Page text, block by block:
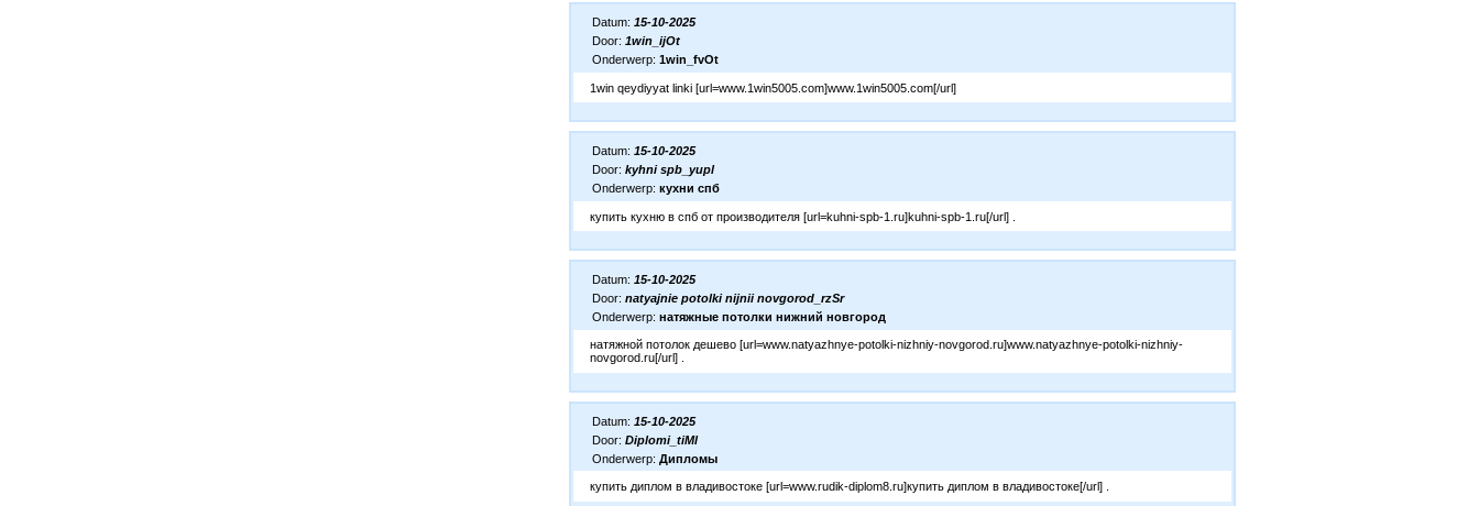
Datum: 15-10-2025
Door: 1win_ijOt
Onderwerp: 1win_fvOt
1win qeydiyyat linki [url=www.1win5005.com]www.1win5005.com[/url]
Datum: 15-10-2025
Door: kyhni spb_yupl
Onderwerp: кухни спб
купить кухню в спб от производителя [url=kuhni-spb-1.ru]kuhni-spb-1.ru[/url] .
Datum: 15-10-2025
Door: natyajnie potolki nijnii novgorod_rzSr
Onderwerp: натяжные потолки нижний новгород
натяжной потолок дешево [url=www.natyazhnye-potolki-nizhniy-novgorod.ru]www.natyazhnye-potolki-nizhniy-
novgorod.ru[/url] .
Datum: 15-10-2025
Door: Diplomi_tiMl
Onderwerp: Дипломы
купить диплом в владивостоке [url=www.rudik-diplom8.ru]купить диплом в владивостоке[/url] .